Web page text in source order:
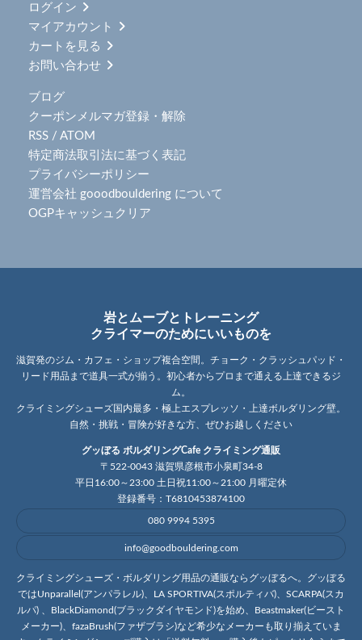
ログイン
マイアカウント
カートを見る
お問い合わせ
ブログ
クーポンメルマガ登録・解除
RSS / ATOM
特定商法取引法に基づく表記
プライバシーポリシー
運営会社 gooodbouldering について
OGPキャッシュクリア
岩とムーブとトレーニング
クライマーのためにいいものを
滋賀発のジム・カフェ・ショップ複合空間。チョーク・クラッシュパッド・
リード用品まで道具一式が揃う。初心者からプロまで通える上達できるジ
ム。
クライミングシューズ国内最多・極上エスプレッソ・上達ボルダリング壁。
自然・挑戦・冒険が好きな方、ぜひお越しください
グッぼる ボルダリングCafe クライミング通販
〒522-0043 滋賀県彦根市小泉町34-8
平日16:00～23:00 土日祝11:00～21:00 月曜定休
登録番号：T6810453874100
080 9994 5395
info@goodbouldering.com
クライミングシューズ・ボルダリング用品の通販ならグッぼるへ。グッぼる
ではUnparallel(アンパラレル)、LA SPORTIVA(スポルティバ)、SCARPA(スカ
ルパ) 、BlackDiamond(ブラックダイヤモンド)を始め、Beastmaker(ビースト
メーカー)、fazaBrush(ファザブラシ)など希少なメーカーも取り揃えていま